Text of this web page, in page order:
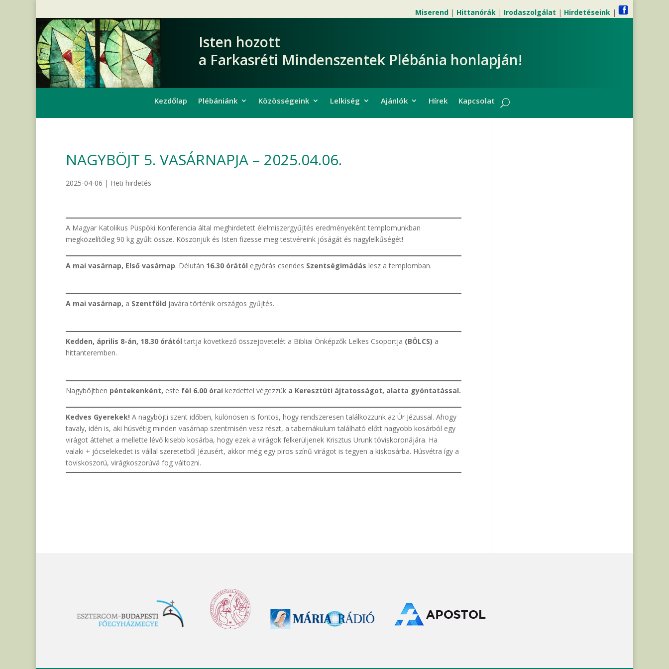
Miserend| Hittanórák| Irodaszolgálat | Hirdetéseink|
Isten hozott
a Farkasréti Mindenszentek Plébánia honlapján!
Kezdőlap Plébániánk Közösségeink Lelkiség Ajánlók Hírek Kapcsolat
NAGYBÖJT 5. VASÁRNAPJA – 2025.04.06.
2025-04-06 | Heti hirdetés
A Magyar Katolikus Püspöki Konferencia által meghirdetett élelmiszergyűjtés eredményeként templomunkban
megközelítőleg 90 kg gyűlt össze. Köszönjük és Isten fizesse meg testvéreink jóságát és nagylelkűségét!
A mai vasárnap, Első vasárnap. Délután 16.30 órától egyórás csendes Szentségimádás lesz a templomban.
A mai vasárnap, a Szentföld javára történik országos gyűjtés.
Kedden, április 8-án, 18.30 órától tartja következő összejövetelét a Bibliai Önképzők Lelkes Csoportja (BÖLCS) a
hittanteremben.
Nagyböjtben péntekenként, este fél 6.00 órai kezdettel végezzük a Keresztúti ájtatosságot, alatta gyóntatással.
Kedves Gyerekek! A nagyböjti szent időben, különösen is fontos, hogy rendszeresen találkozzunk az Úr Jézussal. Ahogy
tavaly, idén is, aki húsvétig minden vasárnap szentmisén vesz részt, a tabernákulum található előtt nagyobb kosárból egy
virágot áttehet a mellette lévő kisebb kosárba, hogy ezek a virágok felkerüljenek Krisztus Urunk töviskoronájára. Ha
valaki + jócselekedet is vállal szeretetből Jézusért, akkor még egy piros színű virágot is tegyen a kiskosárba. Húsvétra így a
töviskoszorú, virágkoszorúvá fog változni.